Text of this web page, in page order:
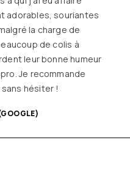
différentes
et ça fait très
vais (depuis le début
y faire un tour et
(ou presque) sans rien